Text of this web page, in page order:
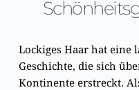
Lockiges Haar hat eine
Geschichte, die sich
Kontinente erstreckt.